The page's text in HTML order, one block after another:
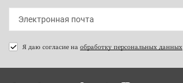
Я даю согласие на обработку персональных данных